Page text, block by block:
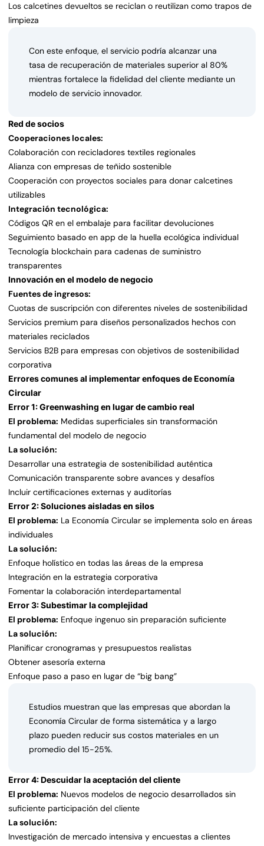
Los calcetines devueltos se reciclan o reutilizan como trapos de
limpieza
Con este enfoque, el servicio podría alcanzar una
tasa de recuperación de materiales superior al 80%
mientras fortalece la fidelidad del cliente mediante un
modelo de servicio innovador.
Red de socios
Cooperaciones locales:
Colaboración con recicladores textiles regionales
Alianza con empresas de teñido sostenible
Cooperación con proyectos sociales para donar calcetines
utilizables
Integración tecnológica:
Códigos QR en el embalaje para facilitar devoluciones
Seguimiento basado en app de la huella ecológica individual
Tecnología blockchain para cadenas de suministro
transparentes
Innovación en el modelo de negocio
Fuentes de ingresos:
Cuotas de suscripción con diferentes niveles de sostenibilidad
Servicios premium para diseños personalizados hechos con
materiales reciclados
Servicios B2B para empresas con objetivos de sostenibilidad
corporativa
Errores comunes al implementar enfoques de Economía
Circular
Error 1: Greenwashing en lugar de cambio real
El problema: Medidas superficiales sin transformación
fundamental del modelo de negocio
La solución:
Desarrollar una estrategia de sostenibilidad auténtica
Comunicación transparente sobre avances y desafíos
Incluir certificaciones externas y auditorías
Error 2: Soluciones aisladas en silos
El problema: La Economía Circular se implementa solo en áreas
individuales
La solución:
Enfoque holístico en todas las áreas de la empresa
Integración en la estrategia corporativa
Fomentar la colaboración interdepartamental
Error 3: Subestimar la complejidad
El problema: Enfoque ingenuo sin preparación suficiente
La solución:
Planificar cronogramas y presupuestos realistas
Obtener asesoría externa
Enfoque paso a paso en lugar de “big bang”
Estudios muestran que las empresas que abordan la
Economía Circular de forma sistemática y a largo
plazo pueden reducir sus costos materiales en un
promedio del 15-25%.
Error 4: Descuidar la aceptación del cliente
El problema: Nuevos modelos de negocio desarrollados sin
suficiente participación del cliente
La solución:
Investigación de mercado intensiva y encuestas a clientes